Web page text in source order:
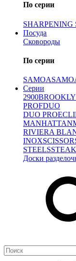
По серии
SHARPENING
Посуда
Сковороды
По серии
SAMOA
Серии
2900
PROFDUO
DUO PRO
MANHATTAN
RIVIERA
INOX
STEELSSTEAK
Доски